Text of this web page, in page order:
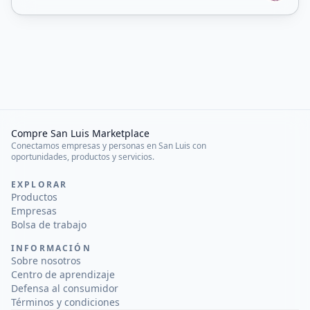
Compre San Luis Marketplace
Conectamos empresas y personas en San Luis con
oportunidades, productos y servicios.
EXPLORAR
Productos
Empresas
Bolsa de trabajo
INFORMACIÓN
Sobre nosotros
Centro de aprendizaje
Defensa al consumidor
Términos y condiciones